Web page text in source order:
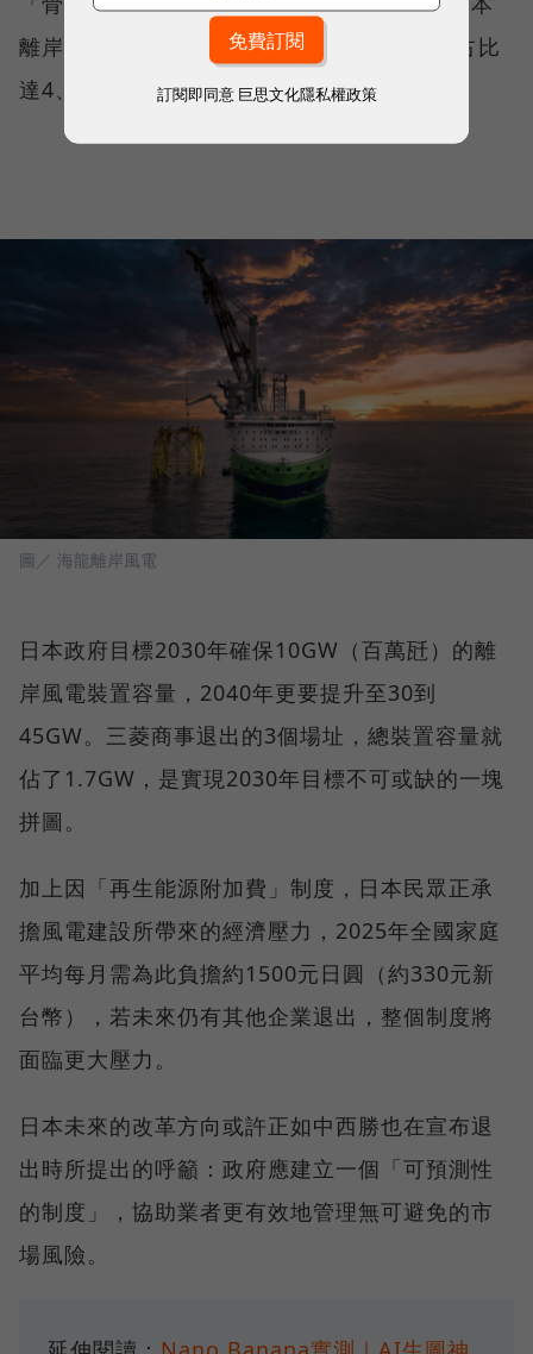
離岸風電的發展進度，使「2040年再生能源占比
達4、5五成」的政策目標面臨考驗。
圖／ 海龍離岸風電
日本政府目標2030年確保10GW（百萬瓩）的離
岸風電裝置容量，2040年更要提升至30到
45GW。三菱商事退出的3個場址，總裝置容量就
佔了1.7GW，是實現2030年目標不可或缺的一塊
拼圖。
加上因「再生能源附加費」制度，日本民眾正承
擔風電建設所帶來的經濟壓力，2025年全國家庭
平均每月需為此負擔約1500元日圓（約330元新
台幣），若未來仍有其他企業退出，整個制度將
面臨更大壓力。
日本未來的改革方向或許正如中西勝也在宣布退
出時所提出的呼籲：政府應建立一個「可預測性
的制度」，協助業者更有效地管理無可避免的市
場風險。
訂閱即同意 巨思文化隱私權政策